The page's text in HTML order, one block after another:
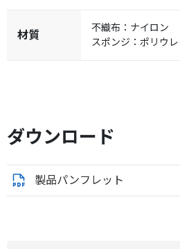
材質
不織布：ナイロン
スポンジ：ポリウ
ダウンロード
製品パンフレット